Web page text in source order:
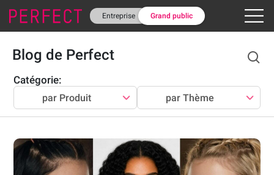
Entreprise Grand public
Blog de Perfect
Catégorie:
par Produit par Thème